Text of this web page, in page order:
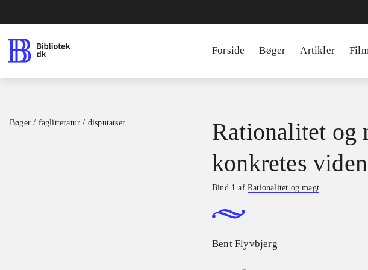
Forside Bøger Artikler
Bøger / faglitteratur / disputatser
Rationalitet og
konkretes
Bind 1 afRationalitet og magt
Bent Flyvbjerg